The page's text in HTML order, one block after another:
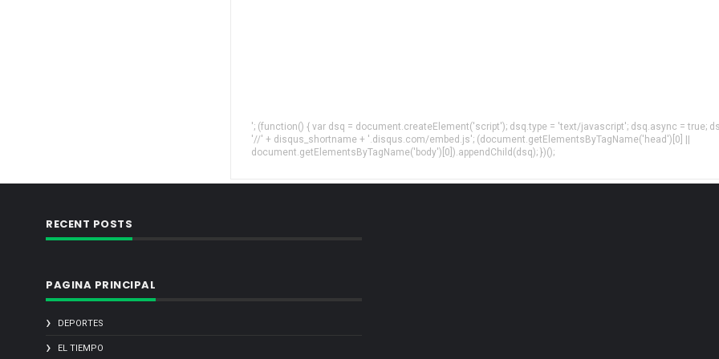
'; (function() { var dsq = document.createElement('script'); dsq.type = 'text/javascript'; dsq.async = true;
'//' + disqus_shortname + '.disqus.com/embed.js'; (document.getElementsByTagName('head')[0] ||
document.getElementsByTagName('body')[0]).appendChild(dsq); })();
RECENT POSTS
PAGINA PRINCIPAL
DEPORTES
EL TIEMPO